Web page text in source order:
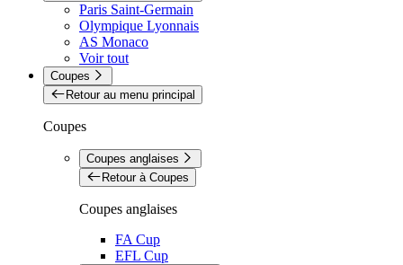
Paris Saint-Germain
Olympique Lyonnais
AS Monaco
Voir tout
Coupes
Retour au menu principal
Coupes
Coupes anglaises
Retour à Coupes
Coupes anglaises
FA Cup
EFL Cup